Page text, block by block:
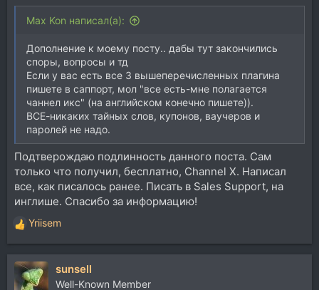
Max Kon написал(а):
Дополнение к моему посту.. дабы тут закончились
споры, вопросы и тд
Если у вас есть все 3 вышеперечисленных плагина
пишете в саппорт, мол "все есть-мне полагается
чаннел икс" (на английском конечно пишете)).
ВСЕ-никаких тайных слов, купонов, ваучеров и
паролей не надо.
Подтверождаю подлинность данного поста. Сам
только что получил, бесплатно, Channel X. Написал
все, как писалось ранее. Писать в Sales Support, на
инглише. Спасибо за информацию!
Р
е
а
к
ц
Yriisem
sunsell
Well-Known Member